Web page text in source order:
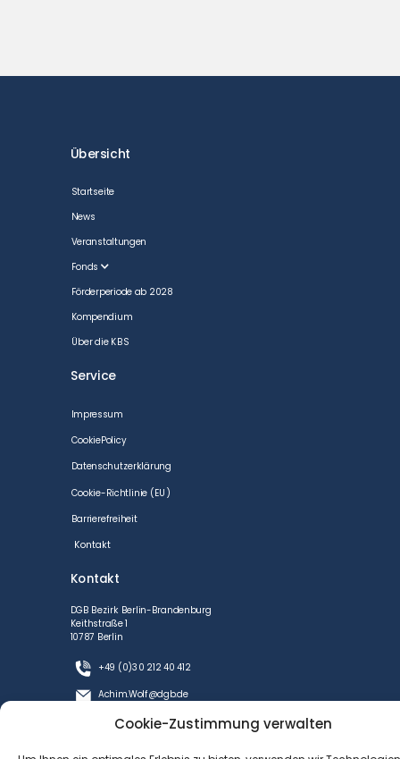
Cookie-Zustimmung verwalten
Übersicht
Startseite
News
Veranstaltungen
Fonds
Förderperiode ab 2028
Kompendium
Über die KBS
Service
Impressum
CookiePolicy
Datenschutzerklärung
Cookie-Richtlinie (EU)
Barrierefreiheit
Kontakt
Kontakt
DGB Bezirk Berlin-Brandenburg
Keithstraße 1
10787 Berlin
+49 (0)30 212 40 412
Achim.Wolf@dgb.de